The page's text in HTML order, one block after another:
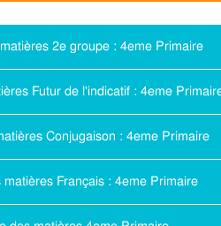
2e groupe : 4eme Primaire
Futur de l'indicatif : 4eme
Conjugaison : 4eme Primaire
matières Français : 4eme Primaire